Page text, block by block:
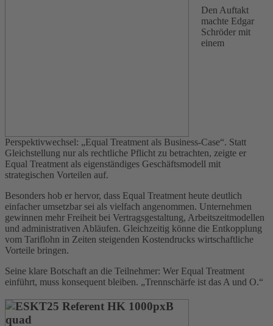
Den Auftakt
machte Edgar
Schröder mit
einem
Perspektivwechsel: „Equal Treatment als Business-Case“. Statt
Gleichstellung nur als rechtliche Pflicht zu betrachten, zeigte er
Equal Treatment als eigenständiges Geschäftsmodell mit
strategischen Vorteilen auf.
Besonders hob er hervor, dass Equal Treatment heute deutlich
einfacher umsetzbar sei als vielfach angenommen. Unternehmen
gewinnen mehr Freiheit bei Vertragsgestaltung, Arbeitszeitmodellen
und administrativen Abläufen. Gleichzeitig könne die Entkopplung
vom Tariflohn in Zeiten steigenden Kostendrucks wirtschaftliche
Vorteile bringen.
Seine klare Botschaft an die Teilnehmer: Wer Equal Treatment
einführt, muss konsequent bleiben. „Trennschärfe ist das A und O.“